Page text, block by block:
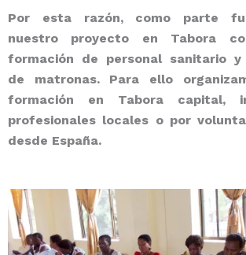
Por esta razón, como parte
nuestro proyecto en Tabora
formación de personal sanitario y
de matronas. Para ello
formación en Tabora capital,
profesionales locales o por
desde España.